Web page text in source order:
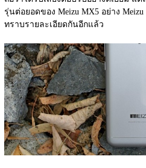
รุ่นต่อยอดของ Meizu MX5 อย่าง
ทราบรายละเอียดกันอีกแล้ว